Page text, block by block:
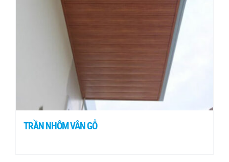
TRẦN NHÔM VÂN GỖ